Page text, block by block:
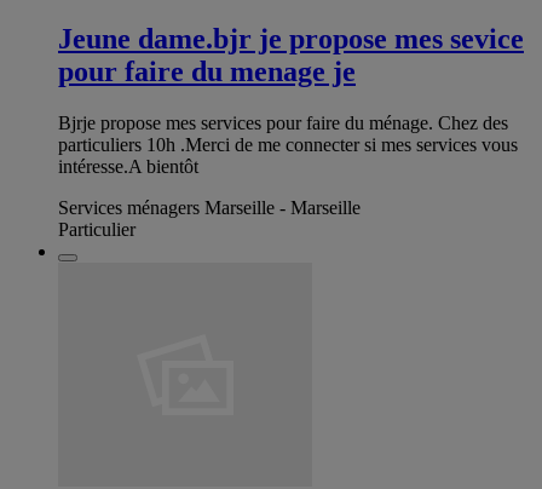
Jeune dame.bjr je propose mes sevice
pour faire du menage je
Bjrje propose mes services pour faire du ménage. Chez des
particuliers 10h .Merci de me connecter si mes services vous
intéresse.A bientôt
Services ménagers Marseille - Marseille
Particulier